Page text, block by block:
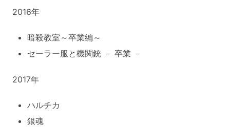
2016年
暗殺教室～卒業編～
セーラー服と機関銃 － 卒業 －
2017年
ハルチカ
銀魂